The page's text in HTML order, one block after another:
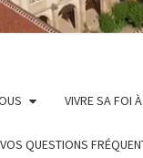
VIVRE SA FOI
VOS QUESTIONS